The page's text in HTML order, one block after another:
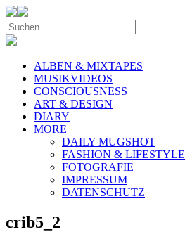
ALBEN & MIXTAPES
MUSIKVIDEOS
CONSCIOUSNESS
ART & DESIGN
DIARY
MORE
DAILY MUGSHOT
FASHION & LIFESTYLE
FOTOGRAFIE
IMPRESSUM
DATENSCHUTZ
crib5_2